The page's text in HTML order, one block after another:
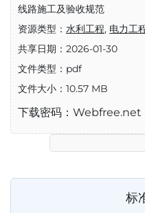
线路施工及验收规范
资源类型： 水利工程, 电力工
共享日期：2026-01-30
文件类型：pdf
文件大小：10.57 MB
下载密码：
标